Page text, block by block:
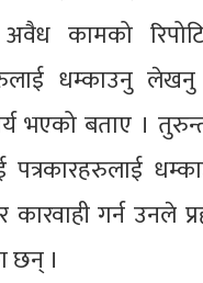
कामको
धम्काउनु लेखनु
भएको बताए ।
पत्रकारहरुलाई
कारवाही गर्न उनले
छन् ।